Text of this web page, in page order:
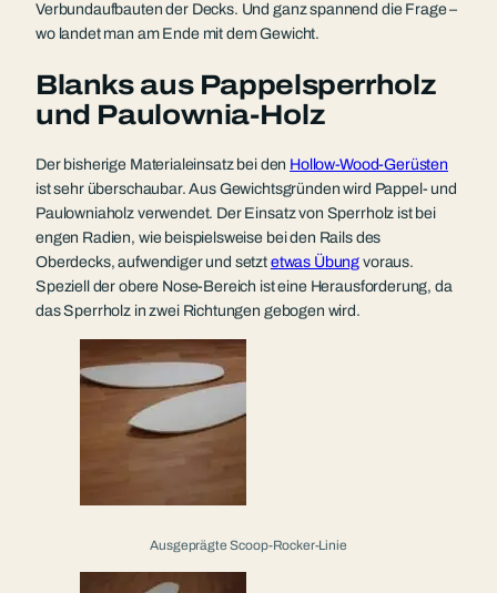
Verbundaufbauten der Decks. Und ganz spannend die Frage –
wo landet man am Ende mit dem Gewicht.
Blanks aus Pappelsperrholz
und Paulownia-Holz
Der bisherige Materialeinsatz bei den Hollow-Wood-Gerüsten
ist sehr überschaubar. Aus Gewichtsgründen wird Pappel- und
Paulowniaholz verwendet. Der Einsatz von Sperrholz ist bei
engen Radien, wie beispielsweise bei den Rails des
Oberdecks, aufwendiger und setzt etwas Übung voraus.
Speziell der obere Nose-Bereich ist eine Herausforderung, da
das Sperrholz in zwei Richtungen gebogen wird.
Ausgeprägte Scoop-Rocker-Linie